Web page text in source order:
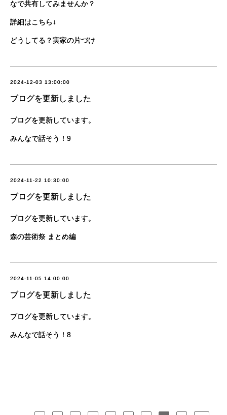
なで共有してみませんか？
詳細はこちら↓
どうしてる？実家の片づけ
2024-12-03 13:00:00
ブログを更新しました
ブログを更新しています。
みんなで話そう！9
2024-11-22 10:30:00
ブログを更新しました
ブログを更新しています。
森の芸術祭 まとめ編
2024-11-05 14:00:00
ブログを更新しました
ブログを更新しています。
みんなで話そう！8